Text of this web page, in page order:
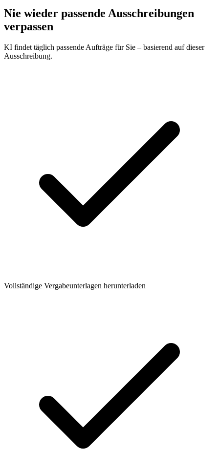
Nie wieder passende Ausschreibungen
verpassen
KI findet täglich passende Aufträge für Sie – basierend auf dieser
Ausschreibung.
Vollständige Vergabeunterlagen herunterladen